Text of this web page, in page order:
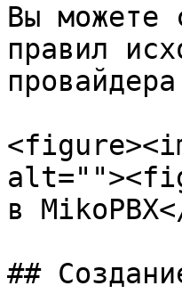
Вы можете
правил
в
##